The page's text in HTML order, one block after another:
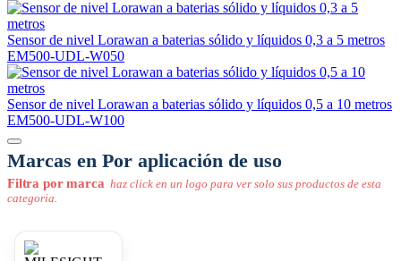
Sensor de nivel Lorawan a baterias sólido y líquidos 0,3 a 5 metros
EM500-UDL-W050
Sensor de nivel Lorawan a baterias sólido y líquidos 0,5 a 10 metros
EM500-UDL-W100
Marcas en Por aplicación de uso
Filtra por marca haz click en un logo para ver solo sus productos de esta
categoria.